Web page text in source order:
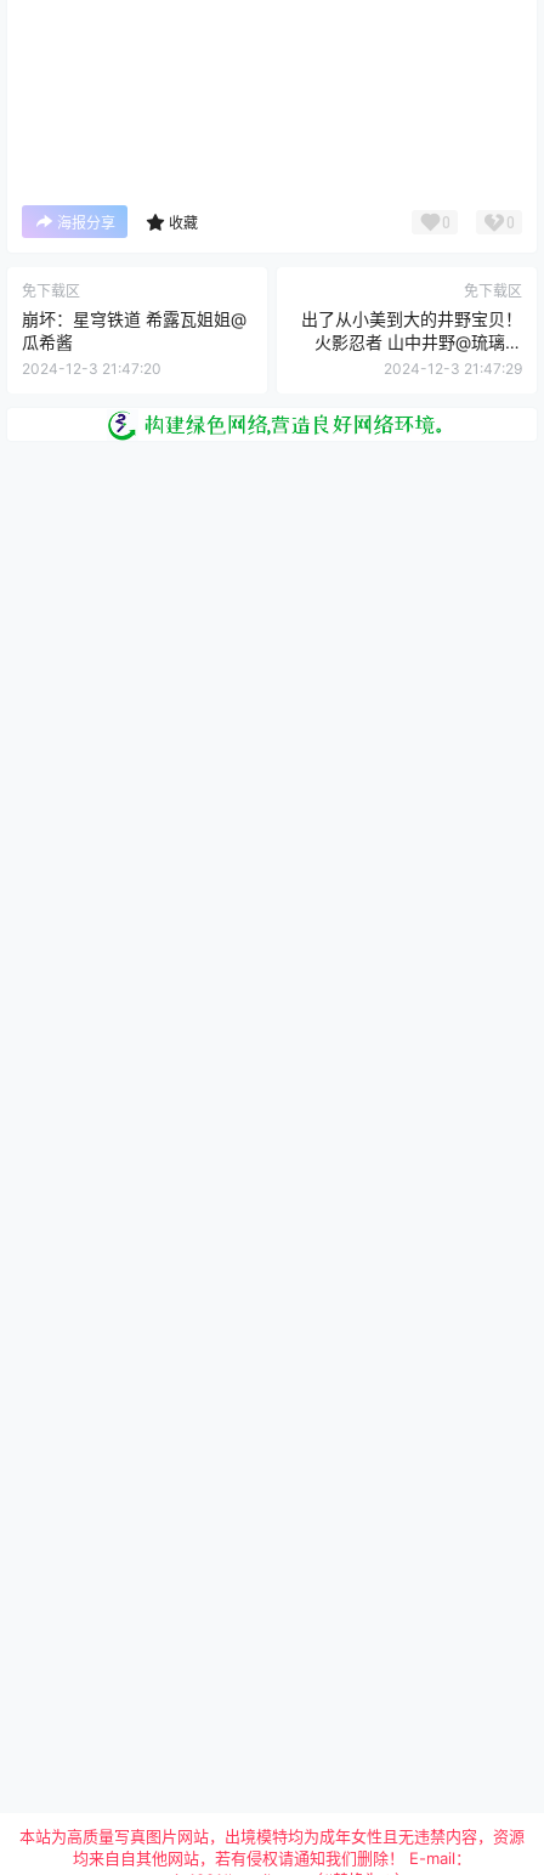
海报分享 收藏 0 0
免下载区
崩坏：星穹铁道 希露瓦姐姐@
瓜希酱
2024-12-3 21:47:20
免下载区
出了从小美到大的井野宝贝！
火影忍者 山中井野@琉璃璃
Ruri
2024-12-3 21:47:29
本站为高质量写真图片网站，出境模特均为成年女性且无违禁内容，资源
均来自自其他网站，若有侵权请通知我们删除！ E-mail：